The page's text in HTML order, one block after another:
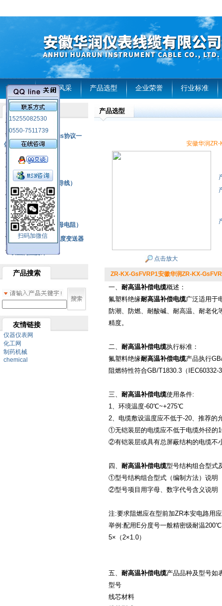
首页 企业风采 产品选型 企业荣誉 行业标准
15255082530
0550-7511739
扫码加微信
产品列表
RS485通讯modbus协议一
体化现场智能仪表
热电偶
压力式温度计
热电偶补偿电缆（导线）
振动传感器
热电阻
铂热电阻元件（云母电阻）
SBW系列一体化温度变送器
双金属温度计
产品搜索
友情链接
仪器仪表网
化工网
制药机械
chemical
产品选型
安徽华润
点击放大
ZR-KX-GsFVRP1安徽华润ZR-KX-
一、 耐高温补偿电缆概述：
氟塑料绝缘耐高温补偿电缆广泛适用于
防潮、防燃、耐酸碱、耐高温、耐老
精度。
二、 耐高温补偿电缆执行标准：
氟塑料绝缘耐高温补偿电缆产品执行
阻燃特性符合GB/T1830.3（IEC60332-
三、 耐高温补偿电缆使用条件:
1、环境温度-60℃~+275℃
2、电缆敷设温度应不低于-20、推荐的
①无铠装层的电缆应不低于电缆外径的
②有铠装层或具有总屏蔽结构的电缆不
四、 耐高温补偿电缆型号结构组合型式
①型号结构组合型式（编制方法）说明
②型号项目用字母、数字代号含义说明
注:要求阻燃应在型前加ZR本安电路用
举例:配用E分度号一般精密级耐温
5×（2×1.0）
五、 耐高温补偿电缆产品品种及型号如
型号
线芯材料